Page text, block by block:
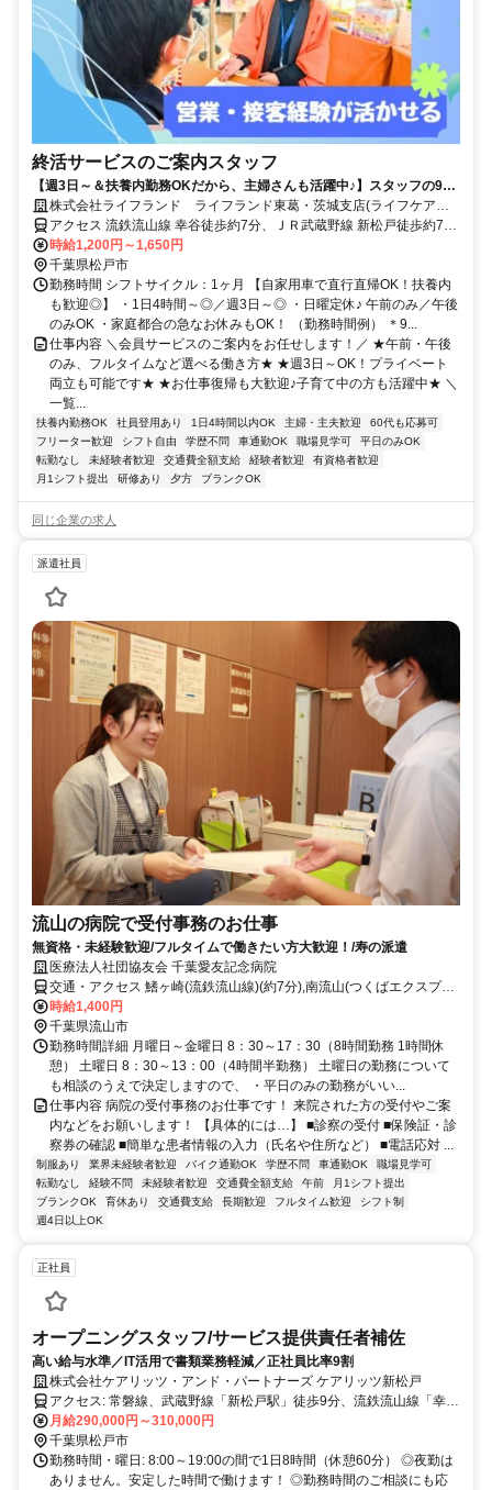
終活サービスのご案内スタッフ
【週3日～＆扶養内勤務OKだから、主婦さんも活躍中♪】スタッフの9割
が女性/子育てが落ち着いた方・社会復帰の方も大歓迎です◎/柔軟なシフ
ト体制・しっかりとしたサポート体制充実で働きやすさもバツグン/フル
タイム希望も大歓迎/マイカーでの直行直帰OK/営業・テレアポ・販売経
験者は即戦力/正社員登用実績もあり◎
株式会社ライフランド ライフランド東葛・茨城支店(ライフケア新
松戸)
アクセス 流鉄流山線 幸谷徒歩約7分、ＪＲ武蔵野線 新松戸徒歩約7
分、ＪＲ常磐線/東京メトロ千代田線 新松戸徒歩約7分
時給1,200円～1,650円
千葉県松戸市
勤務時間 シフトサイクル：1ヶ月 【自家用車で直行直帰OK！扶養内
も歓迎◎】 ・1日4時間～◎／週3日～◎ ・日曜定休♪ 午前のみ／午後
のみOK ・家庭都合の急なお休みもOK！ （勤務時間例） ＊9...
仕事内容 ＼会員サービスのご案内をお任せします！／ ★午前・午後
のみ、フルタイムなど選べる働き方★ ★週3日～OK！プライベート
両立も可能です★ ★お仕事復帰も大歓迎♪子育て中の方も活躍中★ ＼
一覧...
扶養内勤務OK 社員登用あり 1日4時間以内OK 主婦・主夫歓迎
60代も応募可
フリーター歓迎
シフト自由 学歴不問 車通勤OK 職場見学可
平日のみOK
転勤なし
未経験者歓迎 交通費全額支給 経験者歓迎
有資格者歓迎
月1シフト提出
研修あり 夕方 ブランクOK
同じ企業の求人
派遣社員
流山の病院で受付事務のお仕事
無資格・未経験歓迎/フルタイムで働きたい方大歓迎！/寿の派遣
医療法人社団協友会 千葉愛友記念病院
交通・アクセス 鰭ヶ崎(流鉄流山線)(約7分),南流山(つくばエクスプレ
ス)A3口(約15分),小金城趾(流鉄流山線)東口(約15分)
時給1,400円
千葉県流山市
勤務時間詳細 月曜日～金曜日 8：30～17：30（8時間勤務 1時間休
憩） 土曜日 8：30～13：00（4時間半勤務） 土曜日の勤務について
も相談のうえで決定しますので、 ・平日のみの勤務がいい...
仕事内容 病院の受付事務のお仕事です！ 来院された方の受付やご案
内などをお願いします！ 【具体的には…】 ■診察の受付 ■保険証・診
察券の確認 ■簡単な患者情報の入力（氏名や住所など） ■電話応対 ...
制服あり 業界未経験者歓迎 バイク通勤OK 学歴不問 車通勤OK
職場見学可
転勤なし
経験不問 未経験者歓迎 交通費全額支給 午前
月1シフト提出
ブランクOK
育休あり 交通費支給 長期歓迎 フルタイム歓迎
シフト制
週4日以上OK
正社員
オープニングスタッフ/サービス提供責任者補佐
高い給与水準／IT活用で書類業務軽減／正社員比率9割
株式会社ケアリッツ・アンド・パートナーズ ケアリッツ新松戸
アクセス: 常磐線、武蔵野線「新松戸駅」徒歩9分、流鉄流山線「幸谷
駅」徒歩10分
月給290,000円～310,000円
千葉県松戸市
勤務時間・曜日: 8:00～19:00の間で1日8時間（休憩60分） ◎夜勤は
ありません。安定した時間で働けます！ ◎勤務時間のご相談にも応